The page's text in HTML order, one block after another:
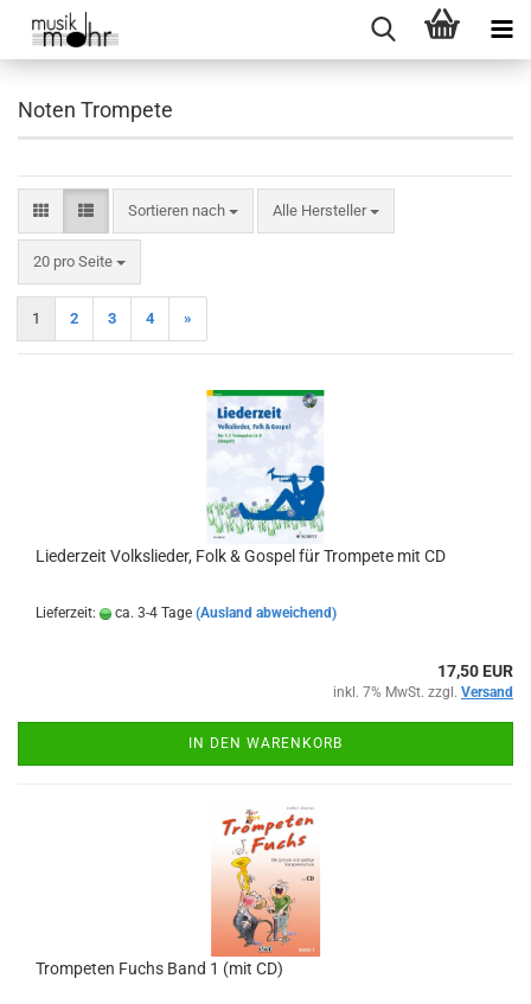
Noten Trompete
Sortieren nach
Sortieren nach Alle Hersteller
20 pro Seite
pro Seite
1 2 3 4 »
Liederzeit Volkslieder, Folk & Gospel für Trompete mit CD
Lieferzeit: ca. 3-4 Tage (Ausland abweichend)
17,50 EUR
inkl. 7% MwSt. zzgl. Versand
IN DEN WARENKORB
Trompeten Fuchs Band 1 (mit CD)